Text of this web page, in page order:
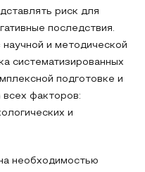
риск для
последствия.
и методической
систематизированных
подготовке и
факторов:
и
необходимостью